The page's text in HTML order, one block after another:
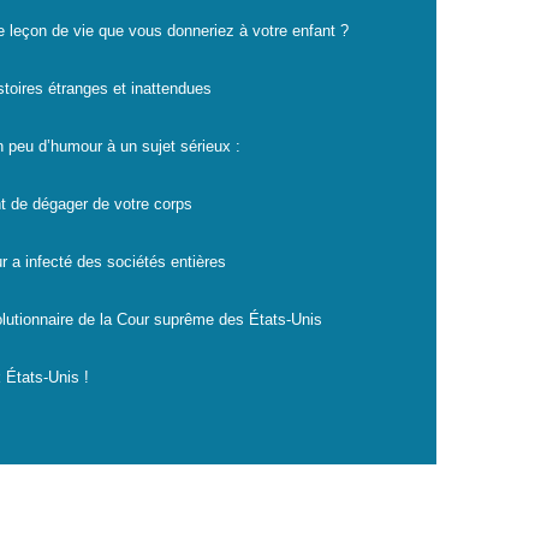
leçon de vie que vous donneriez à votre enfant ?
étranges et inattendues
d’humour à un sujet sérieux :
de dégager de votre corps
a infecté des sociétés entières
de la Cour suprême des États-Unis
États-Unis !